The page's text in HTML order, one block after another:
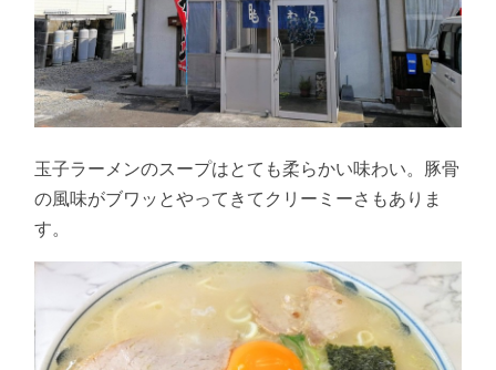
玉子ラーメンのスープはとても柔らかい味わい。豚骨
の風味がブワッとやってきてクリーミーさもありま
す。